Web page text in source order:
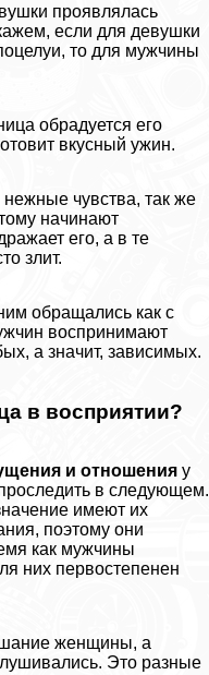
проявлялась
если для дeвyшки
то для мужчины
обрадуется его
вкусный ужин.
чувства, так же
начинают
его, а в те
злит.
обращались как с
воспринимают
а значит, зависимых.
в восприятии?
и отношения у
в следующем.
имеют их
поэтому они
как мужчины
них первостепенен
женщины, а
Это разные